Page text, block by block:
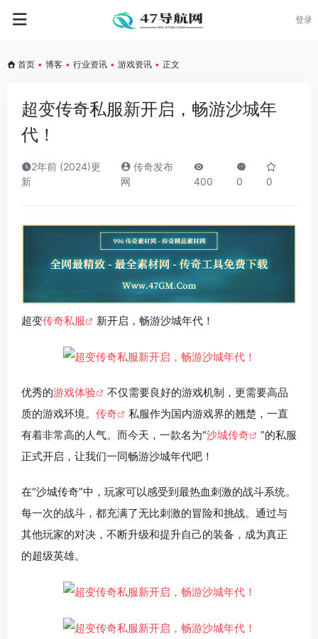
登录
首页 • 博客 • 行业资讯 • 游戏资讯 • 正文
超变传奇私服新开启，畅游沙城年
代！
2年前 (2024)更
新
传奇发布
网
400 0 0
超变传奇私服 新开启，畅游沙城年代！
优秀的游戏体验
不仅需要良好的游戏机制，更需要高品
质的游戏环境。 传奇
私服作为国内游戏界的翘楚，一直
有着非常高的人气。而今天，一款名为“沙城传奇
”的私服
正式开启，让我们一同畅游沙城年代吧！
在“沙城传奇”中，玩家可以感受到最热血刺激的战斗系统。
每一次的战斗，都充满了无比刺激的冒险和挑战。通过与
其他玩家的对决，不断升级和提升自己的装备，成为真正
的超级英雄。